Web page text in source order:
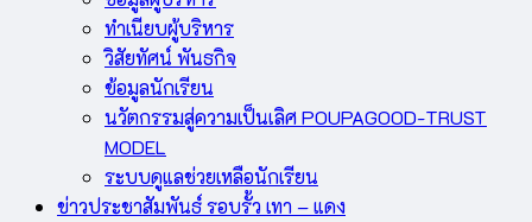
ทำเนียบผู้บริหาร
วิสัยทัศน์ พันธกิจ
ข้อมูลนักเรียน
นวัตกรรมสู่ความเป็นเลิศ POUPAGOOD-TRUST
MODEL
ระบบดูแลช่วยเหลือนักเรียน
ข่าวประชาสัมพันธ์ รอบรั้ว เทา – แดง